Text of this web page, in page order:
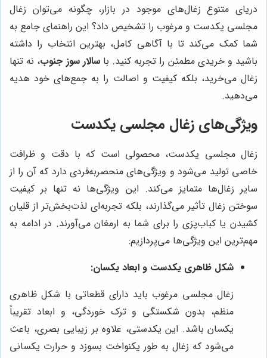
دریای متنوع زغال‌های موجود در بازار، چگونه می‌توان زغال
مجلسی یکدست و مرغوب را تشخیص داد؟ این راهنمای جامع به
شما کمک می‌کند تا با آگاهی کامل، بهترین انتخاب را داشته
باشید و خریدی مطمئن را تجربه کنید. باسالار سوز جنوب، نه تنها
زغال می‌خرید، بلکه کیفیت و اصالت را به جمع‌های خود هدیه
می‌دهید.
ویژگی‌های زغال مجلسی یکدست
زغال مجلسی یکدست، محصولی است که با دقت و ظرافت
خاصی تولید می‌شود و ویژگی‌های منحصربه‌فردی دارد که آن را از
سایر زغال‌ها متمایز می‌کند. این ویژگی‌ها نه تنها بر کیفیت
سوختن زغال تأثیر می‌گذارند، بلکه تجربه‌ای لذت‌بخش‌تر از قلیان
کشیدن یا کباب‌پزی را برای شما به ارمغان می‌آورند. در ادامه به
مهم‌ترین این ویژگی‌ها می‌پردازیم:
شکل ظاهری یکدست و ابعاد یکسان:
زغال مجلسی مرغوب باید دارای قطعاتی با شکل ظاهری
منظم، بدون شکستگی و ترک خوردگی، و ابعاد تقریباً
یکسان باشد. این یکدستی، علاوه بر زیبایی بصری، باعث
می‌شود که زغال به طور یکنواخت بسوزد و حرارت یکسانی